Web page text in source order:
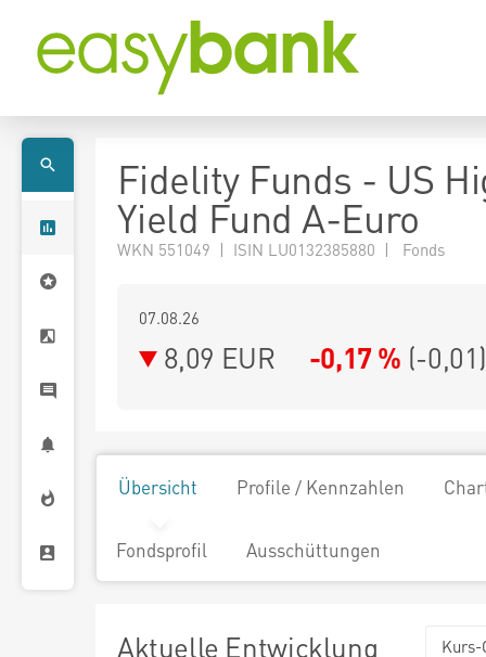
Fidelity Funds - US
Yield Fund A-Euro
WKN 551049 | ISIN LU0132385880 | Fonds
07.08.26
8,09 EUR -0,17 % (-0,01)
Übersicht Profile / Kennzahlen
Fondsprofil Ausschüttungen
Aktuelle Entwicklung Kurs-